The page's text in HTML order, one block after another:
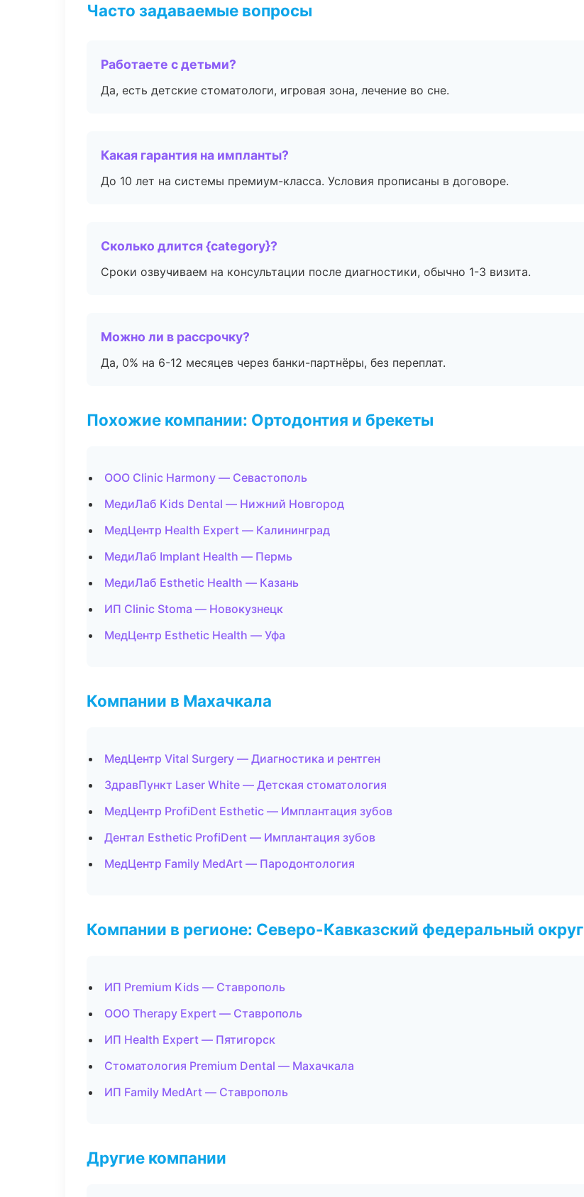
Часто задаваемые вопросы
Работаете с детьми?
Да, есть детские стоматологи, игровая зона, лечение во сне.
Какая гарантия на импланты?
До 10 лет на системы премиум-класса. Условия прописаны в договоре.
Сколько длится {category}?
Сроки озвучиваем на консультации после диагностики, обычно 1-3 визита.
Можно ли в рассрочку?
Да, 0% на 6-12 месяцев через банки-партнёры, без переплат.
Похожие компании: Ортодонтия и брекеты
ООО Clinic Harmony — Севастополь
МедиЛаб Kids Dental — Нижний Новгород
МедЦентр Health Expert — Калининград
МедиЛаб Implant Health — Пермь
МедиЛаб Esthetic Health — Казань
ИП Clinic Stoma — Новокузнецк
МедЦентр Esthetic Health — Уфа
Компании в Махачкала
МедЦентр Vital Surgery — Диагностика и рентген
ЗдравПункт Laser White — Детская стоматология
МедЦентр ProfiDent Esthetic — Имплантация зубов
Дентал Esthetic ProfiDent — Имплантация зубов
МедЦентр Family MedArt — Пародонтология
Компании в регионе: Северо-Кавказский федеральный округ
ИП Premium Kids — Ставрополь
ООО Therapy Expert — Ставрополь
ИП Health Expert — Пятигорск
Стоматология Premium Dental — Махачкала
ИП Family MedArt — Ставрополь
Другие компании